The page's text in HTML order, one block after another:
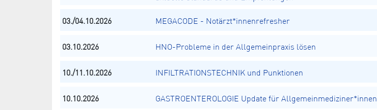
03./04.10.2026 MEGACODE - Notärzt*innenrefresher
03.10.2026 HNO-Probleme in der Allgemeinpraxis lösen
10./11.10.2026 INFILTRATIONSTECHNIK und Punktionen
10.10.2026 GASTROENTEROLOGIE Update für Allgemeinmediziner*innen